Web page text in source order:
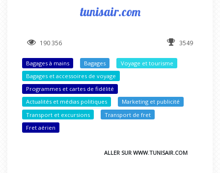
tunisair.com
190 356 3549
Bagages à mains Bagages
Voyage et tourisme
Bagages et accessoires de voyage
Programmes et cartes de fidélité
Actualités et médias politiques
Marketing et publicité
Transport et excursions
Transport de fret
Fret aérien
ALLER SUR WWW.TUNISAIR.COM